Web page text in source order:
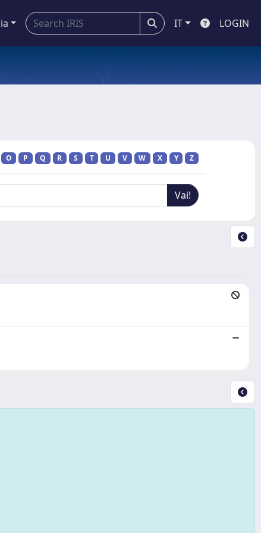
IT LOGIN
O P Q R S T U V W X Y Z